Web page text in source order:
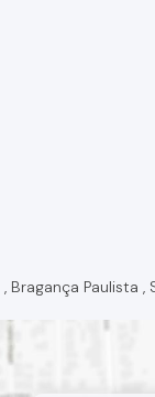
, Bragança Paulista ,